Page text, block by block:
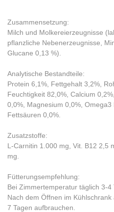
Zusammensetzung:
Milch und Molkereierzeugnisse
pflanzliche Nebenerzeugnisse,
Glucane 0,13 %).
Analytische Bestandteile:
Protein 6,1%, Fettgehalt 3,2%,
Feuchtigkeit 82,0%, Calcium
0,0%, Magnesium 0,0%,
Fettsäuren 0,0%.
Zusatzstoffe:
L-Carnitin 1.000 mg, Vit. B12 2,5
mg.
Fütterungsempfehlung:
Bei Zimmertemperatur täglich 3-4
Nach dem Öffnen im
7 Tagen aufbrauchen.